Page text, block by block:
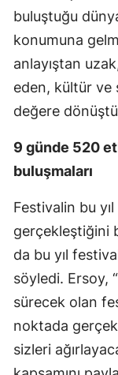
buluştuğu
konumuna
anlayıştan
eden, kültür ve
değere
9 günde 520
buluşmaları
Festivalin bu
gerçekleştiğini
da bu yıl
söyledi. Ersoy,
sürecek olan
noktada
sizleri